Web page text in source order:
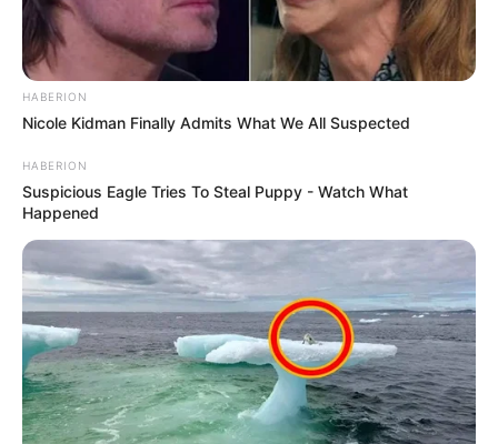
HABERION
Nicole Kidman Finally Admits What We All Suspected
HABERION
Suspicious Eagle Tries To Steal Puppy - Watch What
Happened